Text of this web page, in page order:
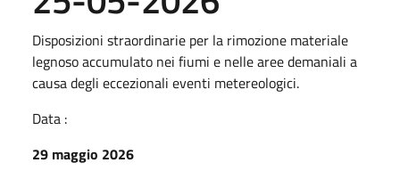
Disposizioni straordinarie per la rimozione materiale
legnoso accumulato nei fiumi e nelle aree demaniali a
causa degli eccezionali eventi metereologici.
Data :
29 maggio 2026